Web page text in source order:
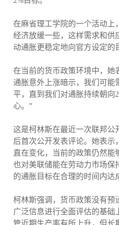
在麻省理工学院的一个活动上
经济放缓一些，这样需求和供
动通胀更稳定地向官方设定的
在当前的货币政策环境中，她
通胀意外上涨暗示，我们可能
平，直到我们对通胀持续朝向
心。”
这是柯林斯在最近一次联邦公
后首次公开发表评论。她表示
直在变化，当前的政策仍然能
也对美联储能在劳动力市场保
的通胀目标在合理的时间内达
柯林斯强调，货币政策没有预
广泛信息进行全面评估的基础